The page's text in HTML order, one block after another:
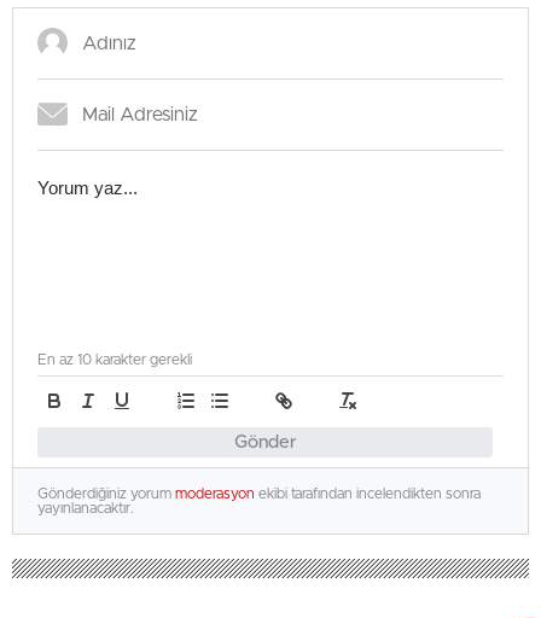
Gönder
En az 10 karakter gerekli
Gönderdiğiniz yorum moderasyon ekibi tarafından incelendikten sonra
yayınlanacaktır.